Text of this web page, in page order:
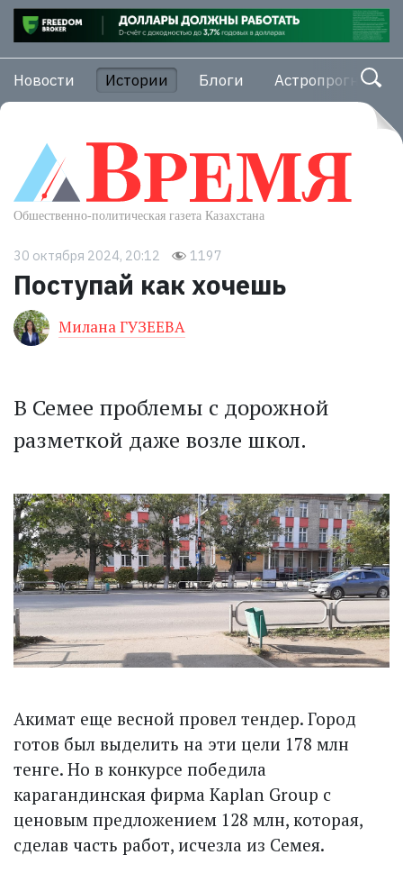
Новости Истории Блоги Астропрогноз
30 октября 2024, 20:12 1197
Поступай как хочешь
Милана ГУЗЕЕВА
В Семее проблемы с дорожной
разметкой даже возле школ.
Акимат еще весной провел тендер. Город
готов был выделить на эти цели 178 млн
тенге. Но в конкурсе победила
карагандинская фирма Kaplan Group с
ценовым предложением 128 млн, которая,
сделав часть работ, исчезла из Семея.